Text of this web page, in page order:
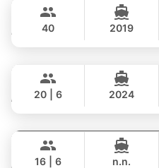
FLOEHT YACHTS 48FT
40 2019
LEOPARD 40FT
20 | 6 2024
RIVA YACHTS 70FT
16 | 6 n.n.